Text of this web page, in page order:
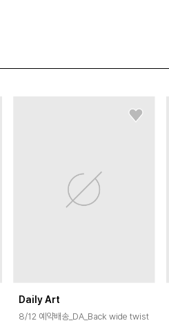
Daily Art
8/12 예약배송_DA_Back wide twist